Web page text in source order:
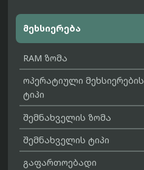
მეხსიერება
RAM ზომა
ოპერატიული მეხსიერების
ტიპი
შემნახველის ზომა
შემნახველის ტიპი
გაფართოებადი